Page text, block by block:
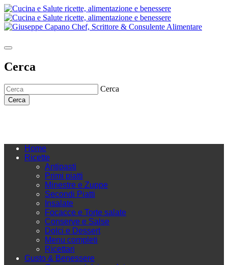
Cerca
Cerca
Cerca
Home
Ricette
Antipasti
Primi piatti
Minestre e Zuppe
Secondi Piatti
Insalate
Focacce e Torte salate
Conserve e Salse
Dolci e Dessert
Menu completi
Ricettari
Gusto & Benessere